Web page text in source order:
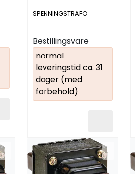
SPENNINGSTRAFO
Bestillingsvare
normal
leveringstid ca. 31
dager (med
forbehold)